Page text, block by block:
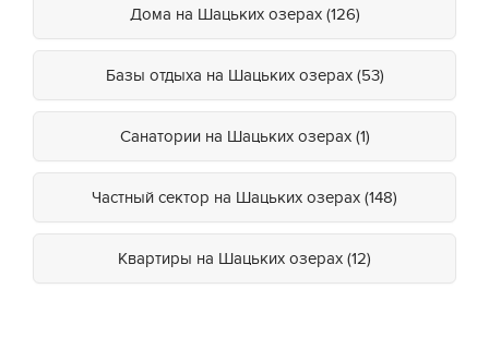
Дома на Шацьких озерах (126)
Базы отдыха на Шацьких озерах (53)
Санатории на Шацьких озерах (1)
Частный сектор на Шацьких озерах (148)
Квартиры на Шацьких озерах (12)